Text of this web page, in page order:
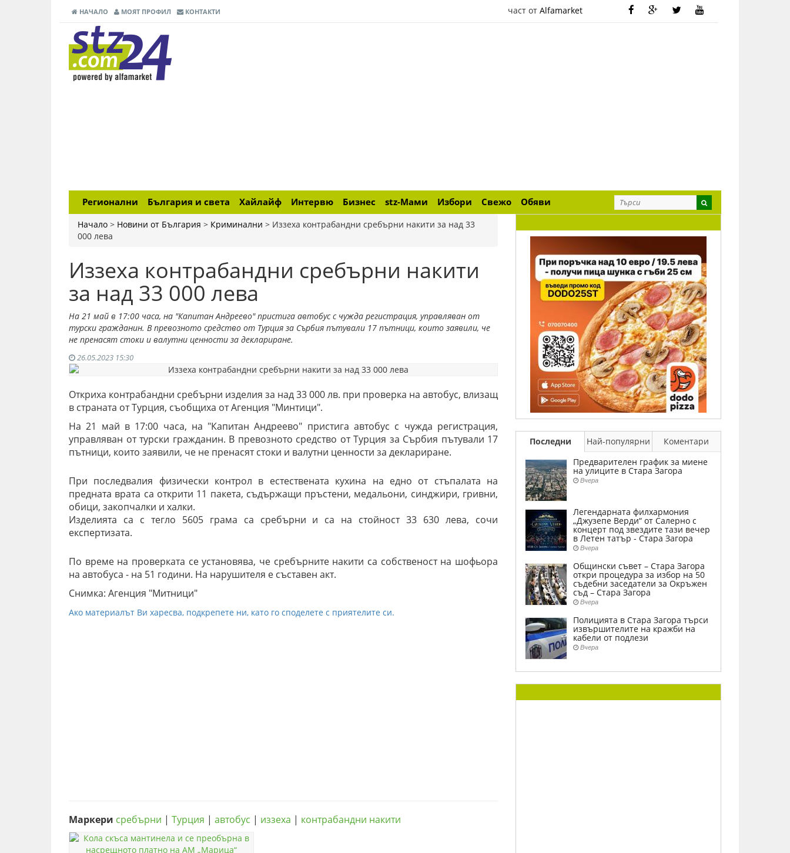
НАЧАЛО МОЯТ ПРОФИЛ КОНТАКТИ част от Alfamarket
Регионални България и света Хайлайф Интервю Бизнес stz-Мами Избори Свежо Обяви
Начало > Новини от България > Криминални > Иззеха контрабандни сребърни накити за над 33
000 лева
Иззеха контрабандни сребърни накити
за над 33 000 лева
На 21 май в 17:00 часа, на "Капитан Андреево" пристига автобус с чужда регистрация, управляван от
турски гражданин. В превозното средство от Турция за Сърбия пътували 17 пътници, които заявили, че
не пренасят стоки и валутни ценности за деклариране.
26.05.2023 15:30
Откриха контрабандни сребърни изделия за над 33 000 лв. при проверка на автобус, влизащ
в страната от Турция, съобщиха от Агенция "Минтици".
На 21 май в 17:00 часа, на "Капитан Андреево" пристига автобус с чужда регистрация,
управляван от турски гражданин. В превозното средство от Турция за Сърбия пътували 17
пътници, които заявили, че не пренасят стоки и валутни ценности за деклариране.
При последвалия физически контрол в естествената кухина на едно от стъпалата на
предната врата са открити 11 пакета, съдържащи пръстени, медальони, синджири, гривни,
обици, закопчалки и халки.
Изделията са с тегло 5605 грама са сребърни и са на стойност 33 630 лева, сочи
експертизата.
По време на проверката се установява, че сребърните накити са собственост на шофьора
на автобуса - на 51 години. На нарушителя е съставен акт.
Снимка: Агенция "Митници"
Ако материалът Ви харесва, подкрепете ни, като го споделете с приятелите си.
Маркери сребърни | Турция | автобус | иззеха | контрабандни накити
Последни Най-популярни
Коментари
Предварителен график за миене
на улиците в Стара Загора
Вчера
Легендарната филхармония
„Джузепе Верди“ от Салерно с
концерт под звездите тази вечер
в Летен татър - Стара Загора
Вчера
Общински съвет – Стара Загора
откри процедура за избор на 50
съдебни заседатели за Окръжен
съд – Стара Загора
Вчера
Полицията в Стара Загора търси
извършителите на кражби на
кабели от подлези
Вчера